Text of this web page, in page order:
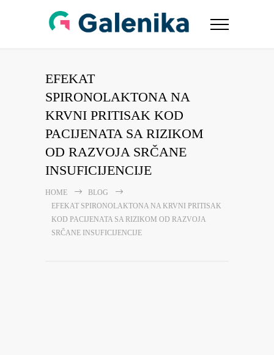
EFEKAT
SPIRONOLAKTONA NA
KRVNI PRITISAK KOD
PACIJENATA SA RIZIKOM
OD RAZVOJA SRČANE
INSUFICIJENCIJE
HOME
BLOG
EFEKAT SPIRONOLAKTONA NA KRVNI PRITISAK
KOD PACIJENATA SA RIZIKOM OD RAZVOJA
SRČANE INSUFICIJENCIJE